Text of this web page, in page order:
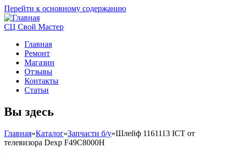
Перейти к основному содержанию
СЦ Свой Мастер
Главная
Ремонт
Магазин
Отзывы
Контакты
Статьи
Вы здесь
Главная»Каталог»Запчасти б/у»Шлейф 1161113 ICT от
телевизора Dexp F49C8000H